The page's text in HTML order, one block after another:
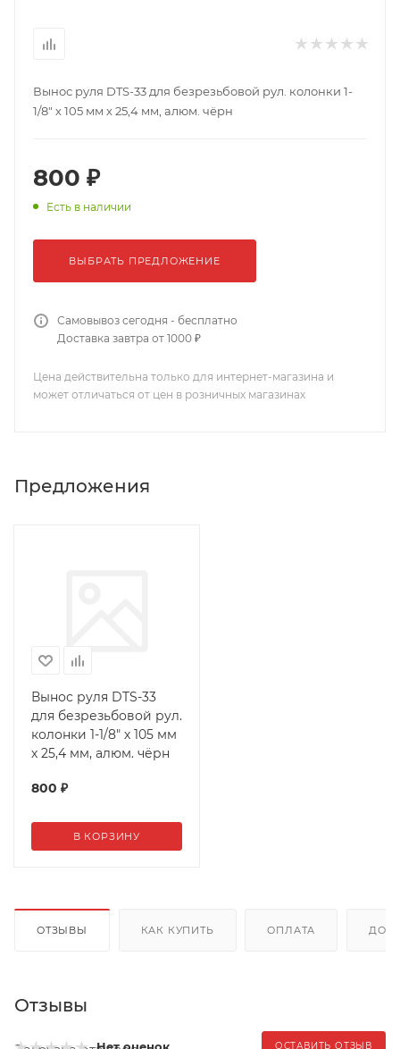
Вынос руля DTS-33 для безрезьбовой рул. колонки 1-
1/8" х 105 мм х 25,4 мм, алюм. чёрн
800 ₽
Есть в наличии
ВЫБРАТЬ ПРЕДЛОЖЕНИЕ
Самовывоз сегодня - бесплатно
Доставка завтра от 1000 ₽
Цена действительна только для интернет-магазина и
может отличаться от цен в розничных магазинах
Предложения
Вынос руля DTS-33
для безрезьбовой рул.
колонки 1-1/8" х 105 мм
х 25,4 мм, алюм. чёрн
800 ₽
В КОРЗИНУ
ОТЗЫВЫ КАК КУПИТЬ ОПЛАТА
Отзывы
ОСТАВИТЬ ОТЗЫВ